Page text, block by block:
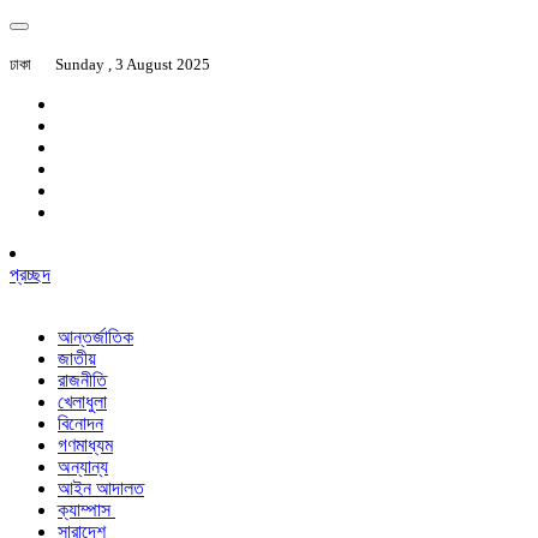
ঢাকা Sunday , 3 August 2025
প্রচ্ছদ
আন্তর্জাতিক
জাতীয়
রাজনীতি
খেলাধুলা
বিনোদন
গণমাধ্যম
অন্যান্য
আইন আদালত
ক্যাম্পাস
সারাদেশ